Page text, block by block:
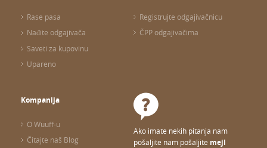
Rase pasa
Nađite odgajivača
Saveti za kupovinu
Upareno
Registrujte odgajivačnicu
ČPP odgajivačima
Kompanija
O Wuuff-u
Čitajte naš Blog
Ako imate nekih pitanja nam
pošaljite nam pošaljite mejl